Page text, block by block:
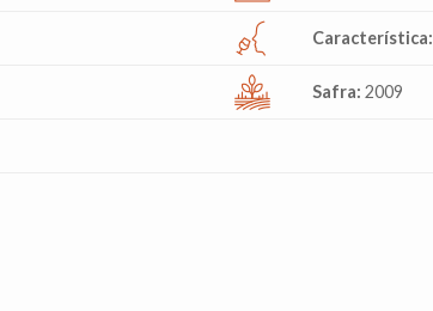
Característica:
Safra: 2009